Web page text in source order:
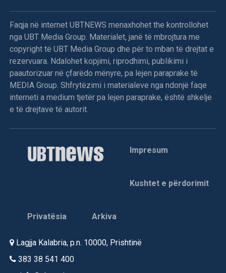
Faqja në internet UBTNEWS menaxhohet the kontrollohet
nga UBT Media Group. Materialet, janë të mbrojtura me
copyright të UBT Media Group dhe për to mban të drejtat e
rezervuara. Ndalohet kopjimi, riprodhimi, publikimi i
paautorizuar në çfarëdo mënyre, pa lejen paraprake të
MEDIA Group. Shfrytëzimi i materialeve nga ndonjë faqe
interneti a medium tjetër pa lejen paraprake, është shkelje
e të drejtave të autorit.
Impresum
Kushtet e përdorimit
Privatësia Arkiva
Lagjja Kalabria, p.n. 10000, Prishtinë
383 38 541 400